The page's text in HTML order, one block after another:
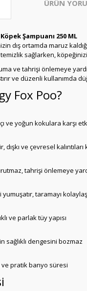
ÜRÜN
Şampuanı 250 ML
dış ortamda maruz
sağlarken,
ve tahrişi önlemeye
ve düzenli kullanımda
Fox Poo?
ve yoğun kokulara karşı
dışkı ve çevresel
tahrişi önlemeye
yumuşatır, taramayı
ve parlak tüy yapısı
sağlıklı dengesini bozmaz
ve pratik banyo süresi